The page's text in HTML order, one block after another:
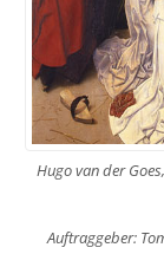
Hugo van der
Auftraggeber: